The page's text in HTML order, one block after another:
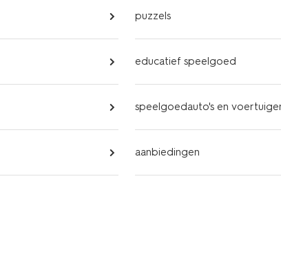
puzzels
educatief speelgoed
speelgoedauto's en
aanbiedingen